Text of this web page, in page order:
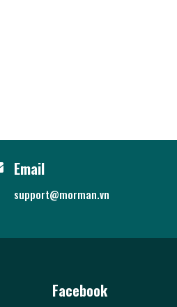
Email
support@morman.vn
Facebook